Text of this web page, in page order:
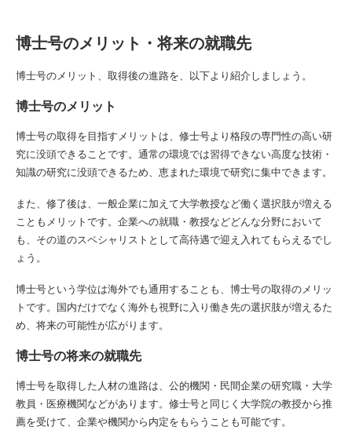
博士号のメリット・将来の就職先
博士号のメリット、取得後の進路を、以下より紹介しましょう。
博士号のメリット
博士号の取得を目指すメリットは、修士号より格段の専門性の高い研
究に没頭できることです。通常の環境では習得できない高度な技術・
知識の研究に没頭できるため、恵まれた環境で研究に集中できます。
また、修了後は、一般企業に加えて大学教授など働く選択肢が増える
こともメリットです。企業への就職・教授などどんな分野において
も、その道のスペシャリストとして高待遇で迎え入れてもらえるでし
ょう。
博士号という学位は海外でも通用することも、博士号の取得のメリッ
トです。国内だけでなく海外も視野に入り働き先の選択肢が増えるた
め、将来の可能性が広がります。
博士号の将来の就職先
博士号を取得した人材の進路は、公的機関・民間企業の研究職・大学
教員・医療機関などがあります。修士号と同じく大学院の教授から推
薦を受けて、企業や機関から内定をもらうことも可能です。